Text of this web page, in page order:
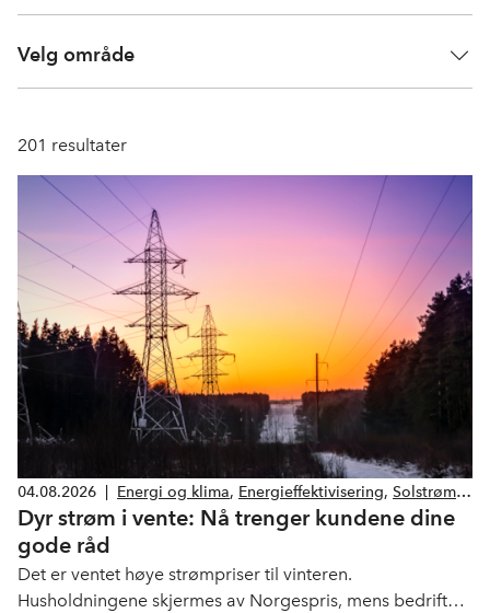
Velg område
201 resultater
04.08.2026 Energi og klima, Energieffektivisering, Solstrøm,
Smarthus
Dyr strøm i vente: Nå trenger kundene dine
gode råd
Det er ventet høye strømpriser til vinteren.
Husholdningene skjermes av Norgespris, mens bedrifter